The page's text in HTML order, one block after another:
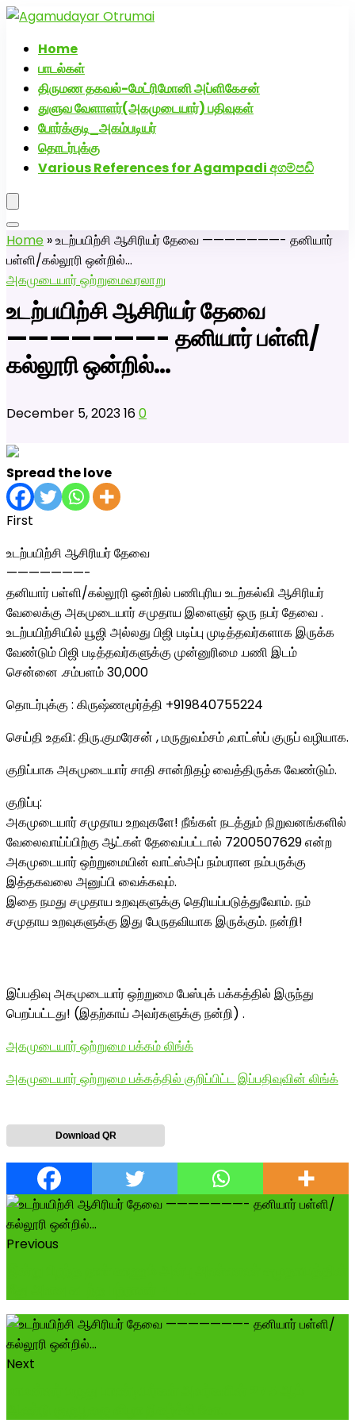
Home
பாடல்கள்
திருமண தகவல்-மேட்ரிமோனி அப்ளிகேசன்
துளுவ வேளாளர்(அகமுடையார்) பதிவுகள்
போர்க்குடி_அகம்படியர்
தொடர்புக்கு
Various References for Agampadi අගම්පඩි
Home »உடற்பயிற்சி ஆசிரியர் தேவை ———————- தனியார்
பள்ளி/கல்லூரி ஒன்றில்…
அகமுடையார் ஒற்றுமைவரலாறு
உடற்பயிற்சி ஆசிரியர் தேவை
———————- தனியார் பள்ளி/
கல்லூரி ஒன்றில்…
December 5, 2023160
Spread the love
First
உடற்பயிற்சி ஆசிரியர் தேவை
———————-
தனியார் பள்ளி/கல்லூரி ஒன்றில் பணிபுரிய உடற்கல்வி ஆசிரியர்
வேலைக்கு அகமுடையார் சமுதாய இளைஞர் ஒரு நபர் தேவை .
உடற்பயிற்சியில் யூஜி அல்லது பிஜி படிப்பு முடித்தவர்களாக இருக்க
வேண்டும் பிஜி படித்தவர்களுக்கு முன்னுரிமை .பணி இடம்
சென்னை .சம்பளம் 30,000
தொடர்புக்கு : கிருஷ்ணமூர்த்தி +919840755224
செய்தி உதவி: திரு.குமரேசன் , மருதுவம்சம் ,வாட்ஸ்ப் குருப் வழியாக.
குறிப்பாக அகமுடையார் சாதி சான்றிதழ் வைத்திருக்க வேண்டும்.
குறிப்பு:
அகமுடையார் சமுதாய உறவுகளே! நீங்கள் நடத்தும் நிறுவனங்களில்
வேலைவாய்ப்பிற்கு ஆட்கள் தேவைப்பட்டால் 7200507629 என்ற
அகமுடையார் ஒற்றுமையின் வாட்ஸ்அப் நம்பரான நம்பருக்கு
இத்தகவலை அனுப்பி வைக்கவும்.
இதை நமது சமுதாய உறவுகளுக்கு தெரியப்படுத்துவோம். நம்
சமுதாய உறவுகளுக்கு இது பேருதவியாக இருக்கும். நன்றி!
இப்பதிவு அகமுடையார் ஒற்றுமை பேஸ்புக் பக்கத்தில் இருந்து
பெறப்பட்டது! (இதற்காய் அவர்களுக்கு நன்றி) .
அகமுடையார் ஒற்றுமை பக்கம் லிங்க்
அகமுடையார் ஒற்றுமை பக்கத்தில் குறிப்பிட்ட இப்பதிவுவின் லிங்க்
Download QR
Previous
Next
அகமுடையார் திருமண வரன்களுக்கு அகமுடையார்மேட்ரி-